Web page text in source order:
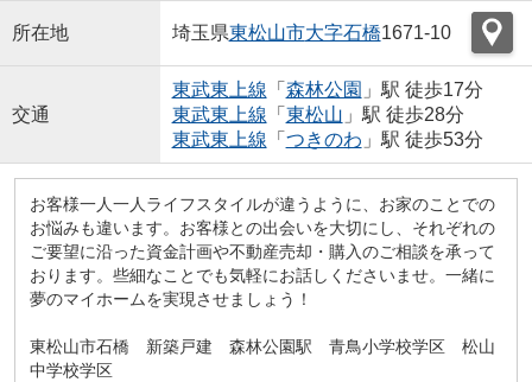
所在地 埼玉県東松山市大字石橋1671-10
交通
東武東上線 「 森林公園 」駅 徒歩17分
東武東上線 「 東松山 」駅 徒歩28分
東武東上線 「 つきのわ 」駅 徒歩53分
お客様一人一人ライフスタイルが違うように、お家のことでの
お悩みも違います。お客様との出会いを大切にし、それぞれの
ご要望に沿った資金計画や不動産売却・購入のご相談を承って
おります。些細なことでも気軽にお話しくださいませ。一緒に
夢のマイホームを実現させましょう！
東松山市石橋 新築戸建 森林公園駅 青鳥小学校学区 松山
中学校学区